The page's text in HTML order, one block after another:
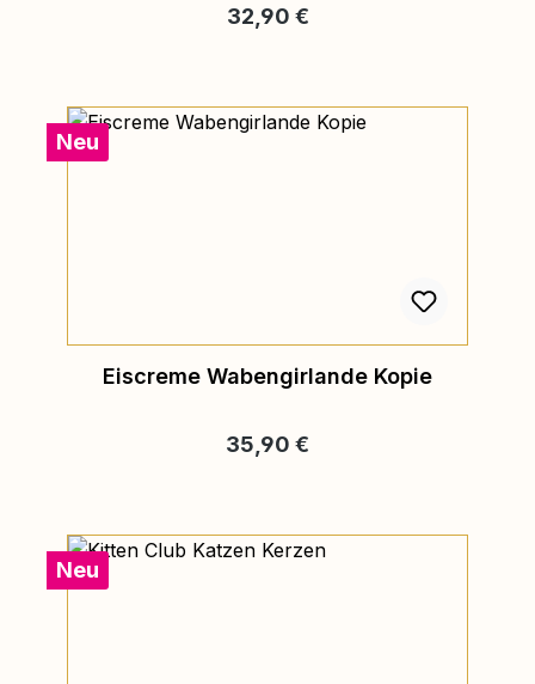
Regulärer Preis:
32,90 €
Neu
Eiscreme Wabengirlande Kopie
Regulärer Preis:
35,90 €
Neu